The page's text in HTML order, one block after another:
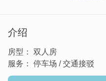
介绍
房型： 双人房
服务： 停车场 / 交通接驳